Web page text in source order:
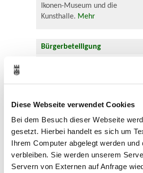
Diese Webseite verwendet Cookies
Bei dem Besuch dieser Webseite
gesetzt. Hierbei handelt es sich um
Ihrem Computer abgelegt werden und
verbleiben. Sie werden unserem
Servern von Externen auf Anfrage
Ikonen-Museum und die
Kunsthalle. Mehr
Bürgerbeteiligung
es Möglichkeiten, sich an
Bebauungsplänen und
Flächennutzungsplan zu
Aktuelle Bürgerbeteiligungen zu
Bebauungsplänen finden Sie